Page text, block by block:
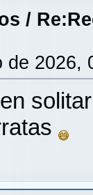
/
de 2026,